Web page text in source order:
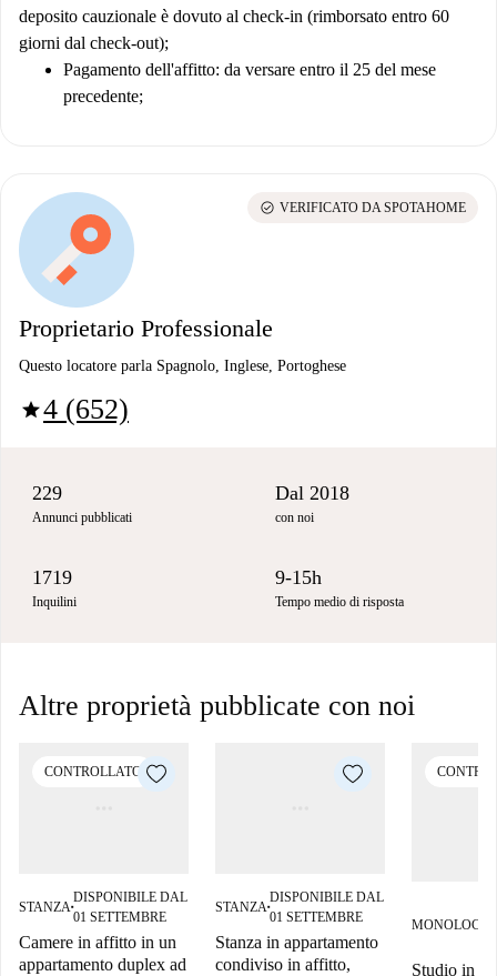
deposito cauzionale è dovuto al check-in (rimborsato entro 60
giorni dal check-out);
Pagamento dell'affitto: da versare entro il 25 del mese
precedente;
Proprietario Professionale
Questo locatore parla Spagnolo, Inglese, Portoghese
star4 (652)
check_circle VERIFICATO DA SPOTAHOME
229
Annunci pubblicati
Dal 2018
con noi
1719
Inquilini
9-15h
Tempo medio di risposta
Altre proprietà pubblicate con noi
CONTROLLATO
STANZA■
DISPONIBILE DAL
01 SETTEMBRE
Camere in affitto in un
appartamento duplex ad
STANZA■
DISPONIBILE DAL
01 SETTEMBRE
Stanza in appartamento
condiviso in affitto,
Studio in